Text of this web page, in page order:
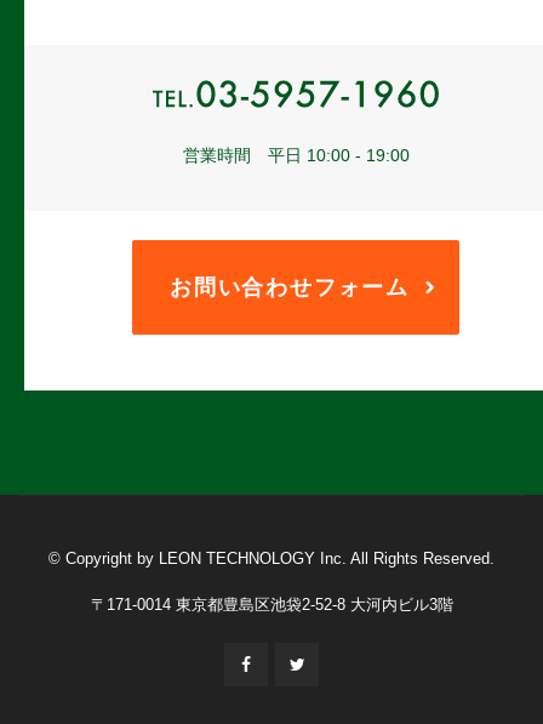
営業時間 平日 10:00 - 19:00
お問い合わせフォーム
© Copyright by LEON TECHNOLOGY Inc. All Rights Reserved.
〒171-0014 東京都豊島区池袋2-52-8 大河内ビル3階